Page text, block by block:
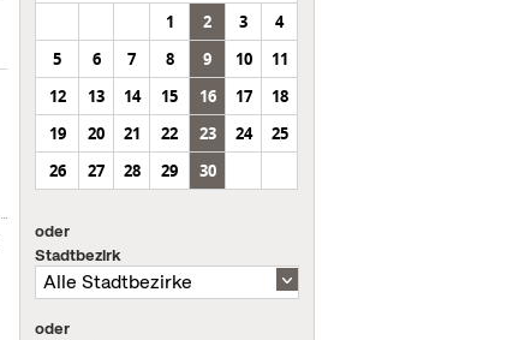
1
2 3
4
5
6 7 8 9 10
11
12
13 14 15 16 17
18
19
20 21 22 23 24
25
26
27 28 29 30
oder
Stadtbezirk
oder